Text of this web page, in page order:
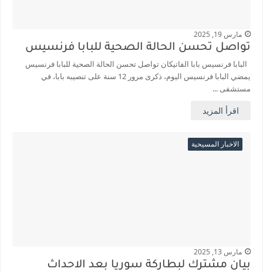
مارس 19, 2025
تواصل تحسن الحالة الصحية للبابا فرنسيس
البابا فرنسيس بابا الفاتيكان تواصل تحسن الحالة الصحية للبابا فرنسيس
يمضي البابا فرنسيس اليوم، ذكرى مرور 12 سنة على تنصيبه بابا، في
مستشفى ...
اقرأ المزيد
الاخبار المسيحية
مارس 13, 2025
بيان مشترك لبطاركة سوريا بعد الاحداث